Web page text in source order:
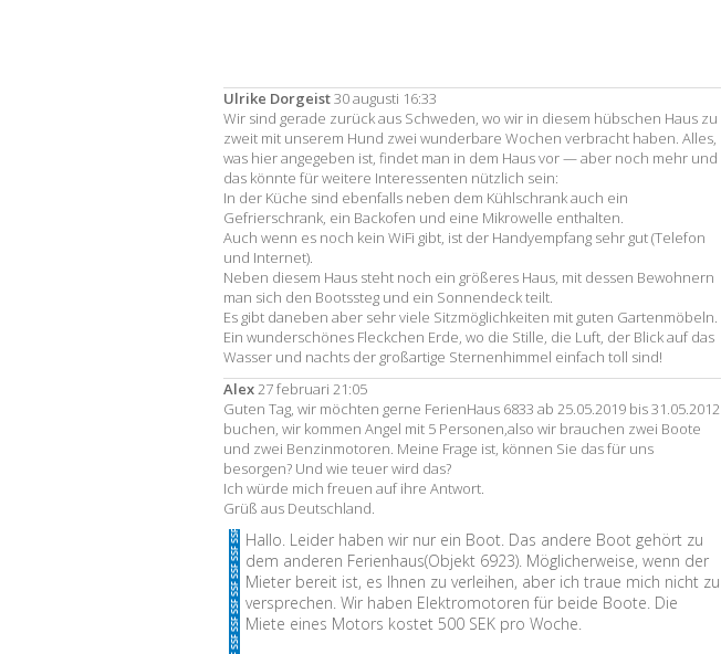
Ulrike Dorgeist30 augusti 16:33
Wir sind gerade zurück aus Schweden, wo wir in diesem hübschen Haus zu
zweit mit unserem Hund zwei wunderbare Wochen verbracht haben. Alles,
was hier angegeben ist, findet man in dem Haus vor — aber noch mehr und
das könnte für weitere Interessenten nützlich sein:
In der Küche sind ebenfalls neben dem Kühlschrank auch ein
Gefrierschrank, ein Backofen und eine Mikrowelle enthalten.
Auch wenn es noch kein WiFi gibt, ist der Handyempfang sehr gut (Telefon
und Internet).
Neben diesem Haus steht noch ein größeres Haus, mit dessen Bewohnern
man sich den Bootssteg und ein Sonnendeck teilt.
Es gibt daneben aber sehr viele Sitzmöglichkeiten mit guten Gartenmöbeln.
Ein wunderschönes Fleckchen Erde, wo die Stille, die Luft, der Blick auf das
Wasser und nachts der großartige Sternenhimmel einfach toll sind!
Alex27 februari 21:05
Guten Tag, wir möchten gerne FerienHaus 6833 ab 25.05.2019 bis 31.05.2012
buchen, wir kommen Angel mit 5 Personen,also wir brauchen zwei Boote
und zwei Benzinmotoren. Meine Frage ist, können Sie das für uns
besorgen? Und wie teuer wird das?
Ich würde mich freuen auf ihre Antwort.
Grüß aus Deutschland.
Hallo. Leider haben wir nur ein Boot. Das andere Boot gehört zu
dem anderen Ferienhaus(Objekt 6923). Möglicherweise, wenn der
Mieter bereit ist, es Ihnen zu verleihen, aber ich traue mich nicht zu
versprechen. Wir haben Elektromotoren für beide Boote. Die
Miete eines Motors kostet 500 SEK pro Woche.